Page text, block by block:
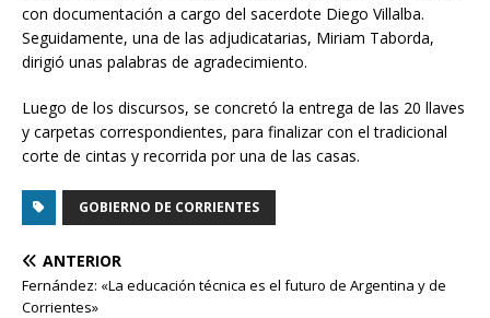
con documentación a cargo del sacerdote Diego Villalba.
Seguidamente, una de las adjudicatarias, Miriam Taborda,
dirigió unas palabras de agradecimiento.
Luego de los discursos, se concretó la entrega de las 20 llaves
y carpetas correspondientes, para finalizar con el tradicional
corte de cintas y recorrida por una de las casas.
GOBIERNO DE CORRIENTES
ANTERIOR
Fernández: «La educación técnica es el futuro de Argentina y de
Corrientes»